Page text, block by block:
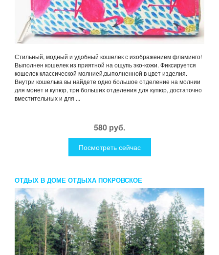
Стильный, модный и удобный кошелек с изображением фламинго!
Выполнен кошелек из приятной на ощупь эко-кожи. Фиксируется
кошелек классической молнией,выполненной в цвет изделия.
Внутри кошелька вы найдете одно большое отделение на молнии
для монет и купюр, три больших отделения для купюр, достаточно
вместительных и для ...
580 руб.
Посмотреть сейчас
ОТДЫХ В ДОМЕ ОТДЫХА ПОКРОВСКОЕ